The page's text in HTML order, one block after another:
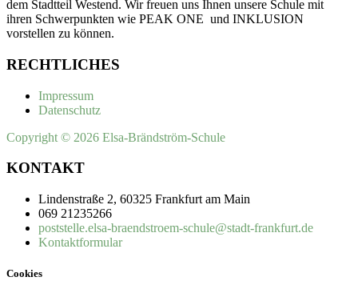
dem Stadtteil Westend. Wir freuen uns Ihnen unsere Schule mit
ihren Schwerpunkten wie PEAK ONE und INKLUSION
vorstellen zu können.
RECHTLICHES
Impressum
Datenschutz
Copyright © 2026 Elsa-Brändström-Schule
KONTAKT
Lindenstraße 2, 60325 Frankfurt am Main
069 21235266
poststelle.elsa-braendstroem-schule@stadt-frankfurt.de
Kontaktformular
Cookies